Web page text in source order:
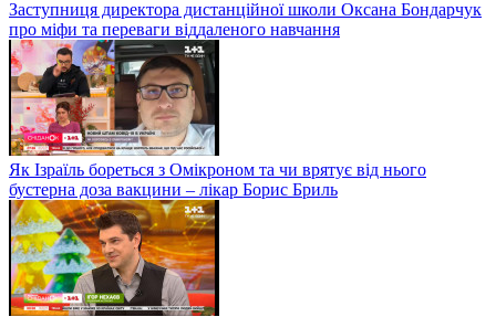
Заступниця директора дистанційної школи Оксана Бондарчук
про міфи та переваги віддаленого навчання
Як Ізраїль бореться з Омікроном та чи врятує від нього
бустерна доза вакцини – лікар Борис Бриль